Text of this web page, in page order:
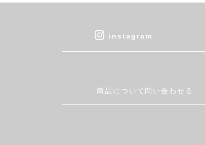
cohan
DEAN & DELUCA
Fatima Morocco
instagram
商品について問い合わせる